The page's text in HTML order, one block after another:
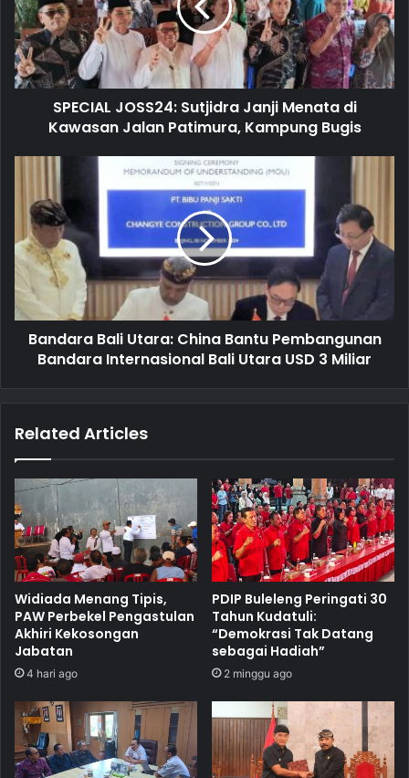
a
i
l
a
d
SPECIAL JOSS24: Sutjidra Janji Menata di
Kawasan Jalan Patimura, Kampung Bugis
Bandara Bali Utara: China Bantu Pembangunan
Bandara Internasional Bali Utara USD 3 Miliar
Related Articles
Widiada Menang Tipis,
PAW Perbekel Pengastulan
Akhiri Kekosongan
Jabatan
4 hari ago
PDIP Buleleng Peringati 30
Tahun Kudatuli:
“Demokrasi Tak Datang
sebagai Hadiah”
2 minggu ago